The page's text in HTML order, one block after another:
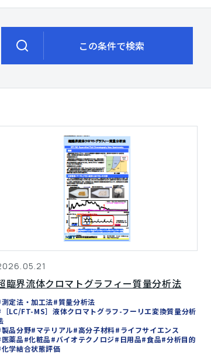
この条件で検索
臨界流体クロマトグラフィー質量分析法
定法・加工法#質量分析法
LC/FT-MS］液体クロマトグラフ-フーリエ変換質量分析
品分野#マテリアル#高分子材料#ライフサイエンス
薬品#化粧品#バイオテクノロジ#日用品#食品#分析目的
学結合状態評価